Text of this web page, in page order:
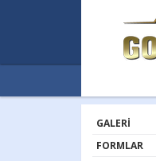
GALERI
FORMLAR